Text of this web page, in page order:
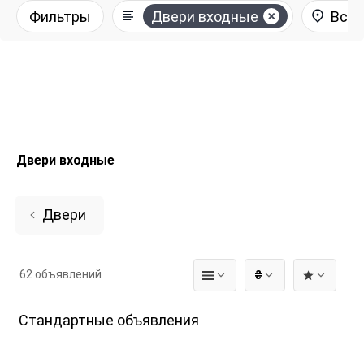
Фильтры Двери входные Все
Двери входные
Двери
₴
62 объявлений
Стандартные объявления